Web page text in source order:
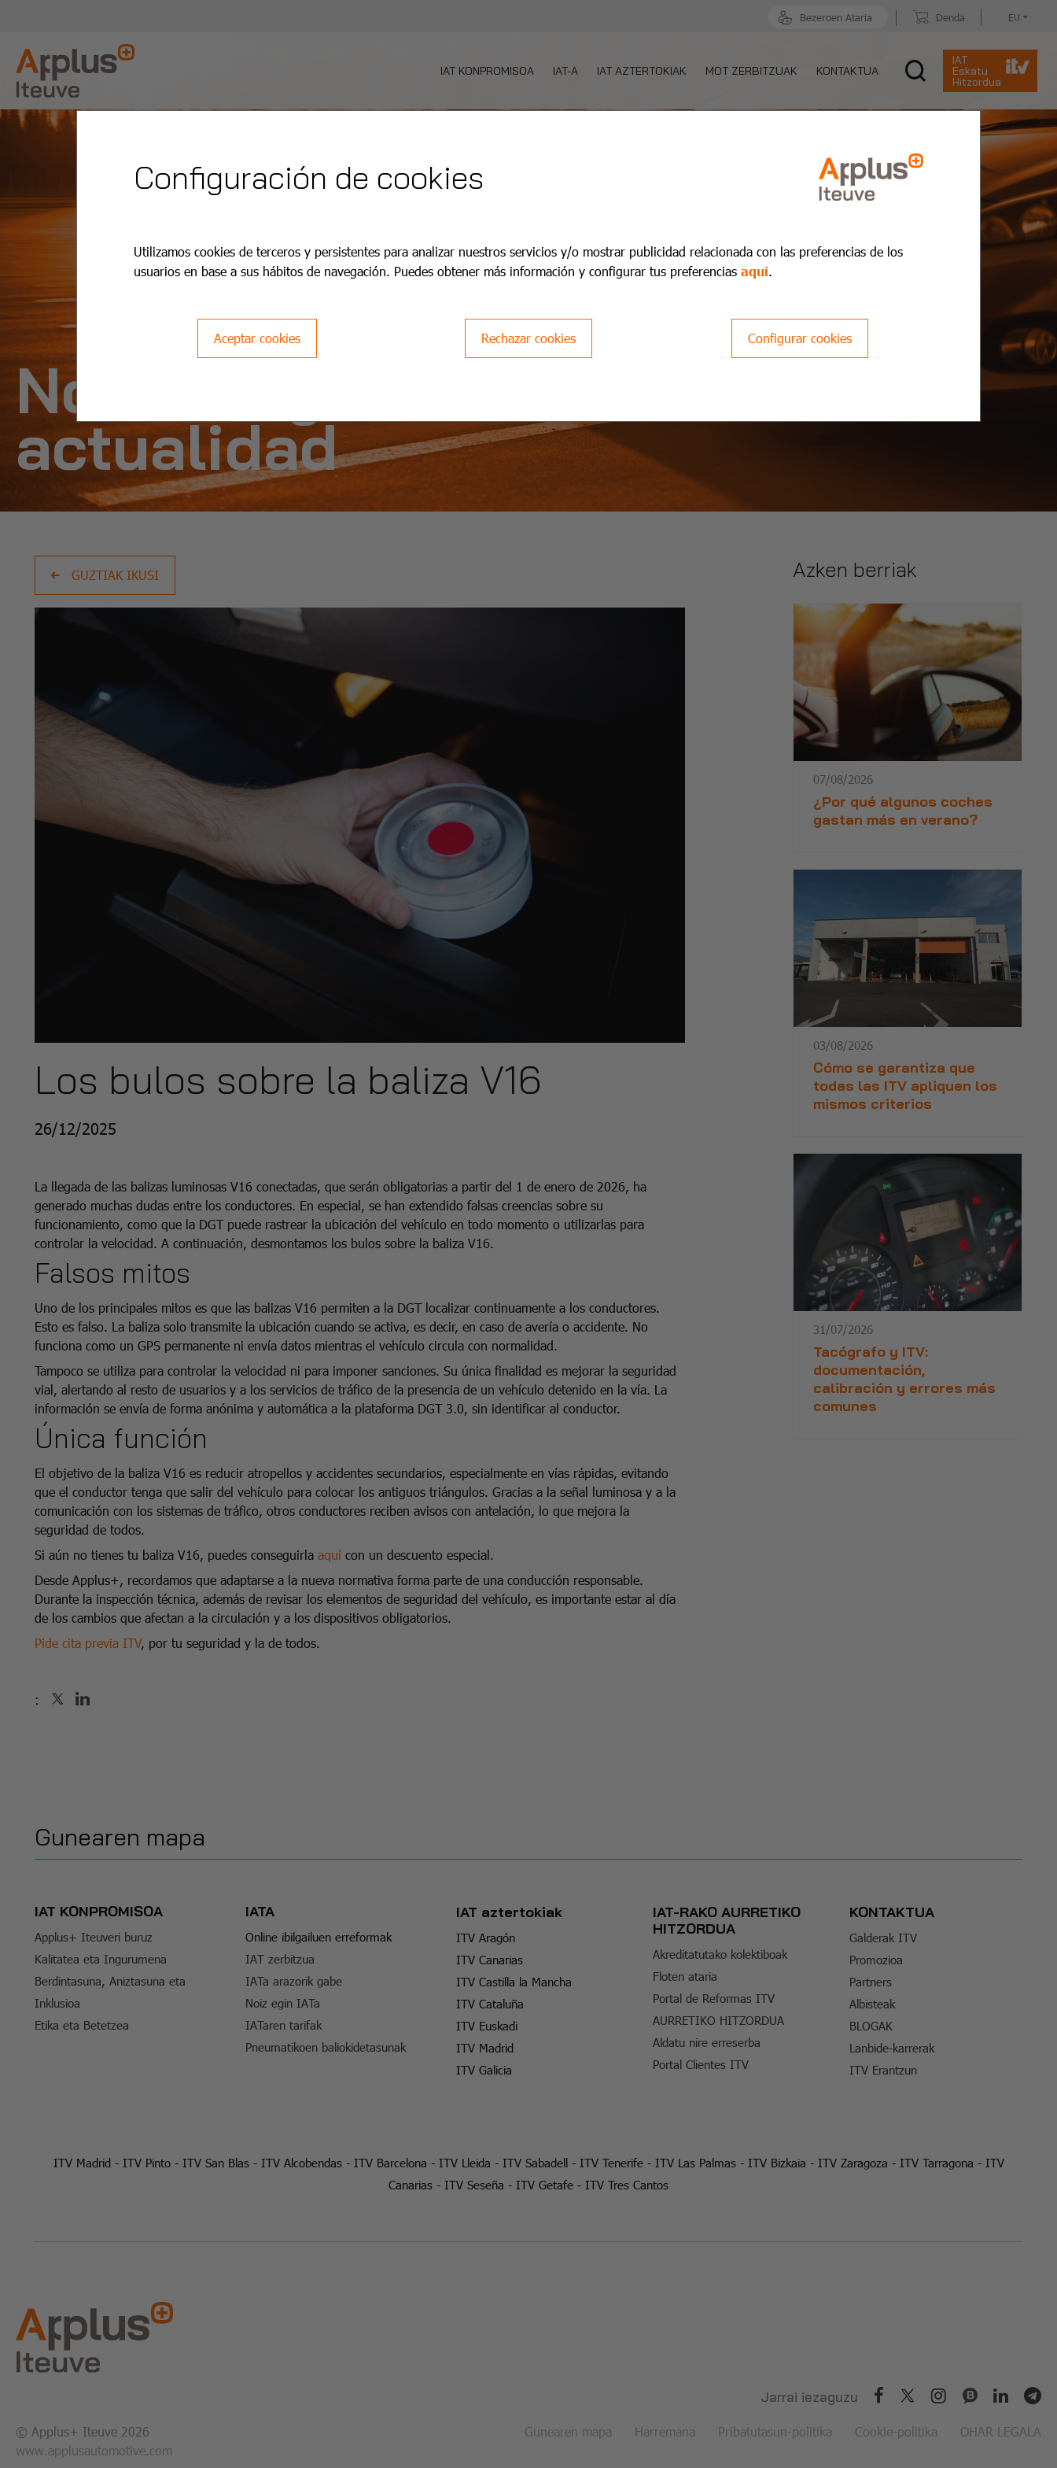
Bezeroen Ataria Denda EU
IAT KONPROMISOA IAT-A IAT AZTERTOKIAK MOT ZERBITZUAK KONTAKTUA
IAT
Eskatu
Hitzordua
Noticias y
actualidad
GUZTIAK IKUSI
Los bulos sobre la baliza V16
26/12/2025
La llegada de las balizas luminosas V16 conectadas, que serán obligatorias a partir del 1 de enero de 2026, ha
generado muchas dudas entre los conductores. En especial, se han extendido falsas creencias sobre su
funcionamiento, como que la DGT puede rastrear la ubicación del vehículo en todo momento o utilizarlas para
controlar la velocidad. A continuación, desmontamos los bulos sobre la baliza V16.
Falsos mitos
Uno de los principales mitos es que las balizas V16 permiten a la DGT localizar continuamente a los conductores.
Esto es falso. La baliza solo transmite la ubicación cuando se activa, es decir, en caso de avería o accidente. No
funciona como un GPS permanente ni envía datos mientras el vehículo circula con normalidad.
Tampoco se utiliza para controlar la velocidad ni para imponer sanciones. Su única finalidad es mejorar la seguridad
vial, alertando al resto de usuarios y a los servicios de tráfico de la presencia de un vehículo detenido en la vía. La
información se envía de forma anónima y automática a la plataforma DGT 3.0, sin identificar al conductor.
Única función
El objetivo de la baliza V16 es reducir atropellos y accidentes secundarios, especialmente en vías rápidas, evitando
que el conductor tenga que salir del vehículo para colocar los antiguos triángulos. Gracias a la señal luminosa y a la
comunicación con los sistemas de tráfico, otros conductores reciben avisos con antelación, lo que mejora la
seguridad de todos.
Si aún no tienes tu baliza V16, puedes conseguirla aquí con un descuento especial.
Desde Applus+, recordamos que adaptarse a la nueva normativa forma parte de una conducción responsable.
Durante la inspección técnica, además de revisar los elementos de seguridad del vehículo, es importante estar al día
de los cambios que afectan a la circulación y a los dispositivos obligatorios.
Pide cita previa ITV, por tu seguridad y la de todos.
:
Azken berriak
07/08/2026
¿Por qué algunos coches
gastan más en verano?
03/08/2026
Cómo se garantiza que
todas las ITV apliquen los
mismos criterios
31/07/2026
Tacógrafo y ITV:
documentación,
calibración y errores más
comunes
Gunearen mapa
IAT KONPROMISOA
Applus+ Iteuveri buruz
Kalitatea eta Ingurumena
Berdintasuna, Aniztasuna eta
Inklusioa
Etika eta Betetzea
IATA
Online ibilgailuen erreformak
IAT zerbitzua
IATa arazorik gabe
Noiz egin IATa
IATaren tarifak
Pneumatikoen baliokidetasunak
IAT aztertokiak
ITV Aragón
ITV Canarias
ITV Castilla la Mancha
ITV Cataluña
ITV Euskadi
ITV Madrid
ITV Galicia
IAT-RAKO AURRETIKO
HITZORDUA
Akreditatutako kolektiboak
Floten ataria
Portal de Reformas ITV
AURRETIKO HITZORDUA
Aldatu nire erreserba
Portal Clientes ITV
KONTAKTUA
Galderak ITV
Promozioa
Partners
Albisteak
BLOGAK
Lanbide-karrerak
ITV Erantzun
ITV Madrid- ITV Pinto- ITV San Blas- ITV Alcobendas- ITV Barcelona - ITV Lleida - ITV Sabadell- ITV Tenerife- ITV Las Palmas- ITV Bizkaia - ITV Zaragoza - ITV Tarragona - ITV
Canarias - ITV Seseña - ITV Getafe - ITV Tres Cantos
Jarrai iezaguzu
© Applus+ Iteuve 2026
www.applusautomotive.com
Gunearen mapa Harremana Pribatutasun-politika Cookie-politika OHAR LEGALA
Configuración de cookies
Utilizamos cookies de terceros y persistentes para analizar nuestros servicios y/o mostrar publicidad relacionada con las preferencias de los
usuarios en base a sus hábitos de navegación. Puedes obtener más información y configurar tus preferencias aquí.
Aceptar cookies Rechazar cookies Configurar cookies